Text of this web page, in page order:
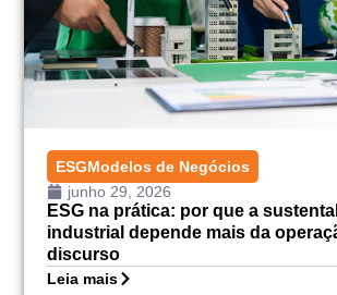
ESGModelos de Negócios
junho 29, 2026
ESG na prática: por que a
industrial depende mais da
discurso
Leia mais